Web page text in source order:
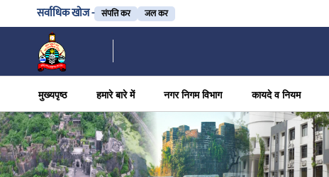
सर्वाधिक खोज - संपत्ति कर जल कर
मुख्यपृष्ठ हमारे बारे में नगर निगम विभाग कायदे व नियम